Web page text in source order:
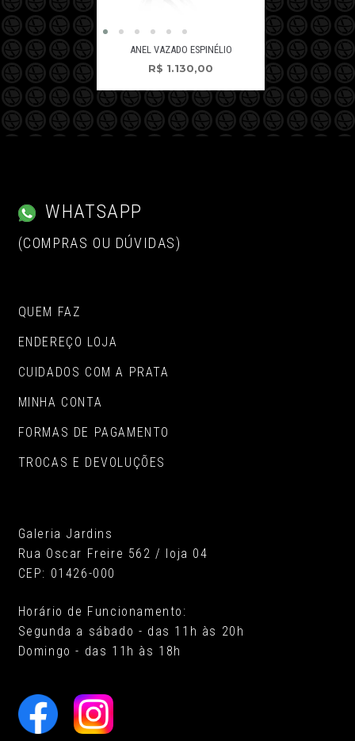
ANEL VAZADO ESPINÉLIO
R$ 1.130,00
WHATSAPP
(COMPRAS OU DÚVIDAS)
QUEM FAZ
ENDEREÇO LOJA
CUIDADOS COM A PRATA
MINHA CONTA
FORMAS DE PAGAMENTO
TROCAS E DEVOLUÇÕES
Galeria Jardins
Rua Oscar Freire 562 / loja 04
CEP: 01426-000
Horário de Funcionamento:
Segunda a sábado - das 11h às 20h
Domingo - das 11h às 18h